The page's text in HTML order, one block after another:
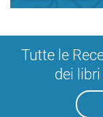
Tutte le
dei